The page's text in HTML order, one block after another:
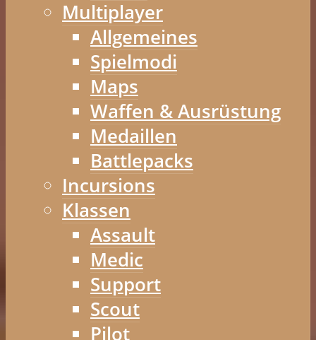
Multiplayer
Allgemeines
Spielmodi
Maps
Waffen & Ausrüstung
Medaillen
Battlepacks
Incursions
Klassen
Assault
Medic
Support
Scout
Pilot